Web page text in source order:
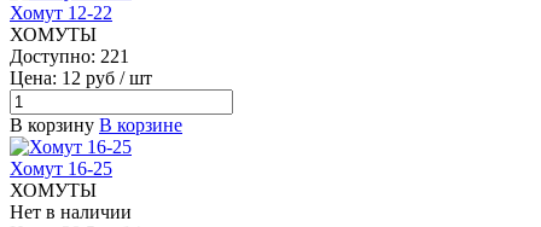
Хомут 12-22
ХОМУТЫ
Доступно: 221
Цена: 12 руб / шт
В корзину В корзине
Хомут 16-25
ХОМУТЫ
Нет в наличии